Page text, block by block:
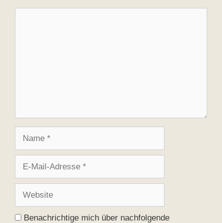
Adresse
Benachrichtige mich über nachfolgende